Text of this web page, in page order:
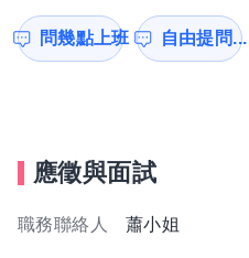
問幾點上班 自由提問...
應徵與面試
職務聯絡人 蕭小姐